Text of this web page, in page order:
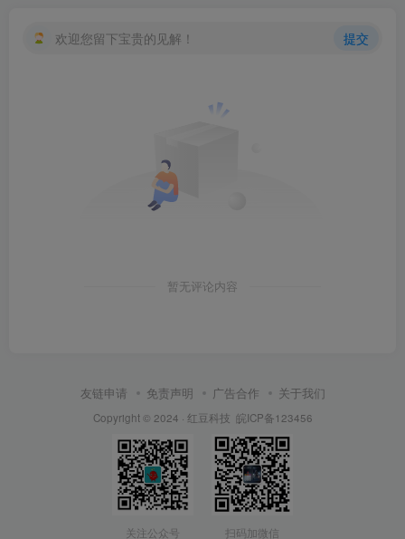
欢迎您留下宝贵的见解！ 提交
暂无评论内容
友链申请 免责声明 广告合作 关于我们
Copyright © 2024 · 红豆科技 皖ICP备123456
关注公众号 扫码加微信